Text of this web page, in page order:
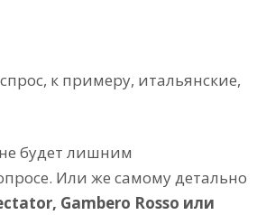
к примеру, итальянские,
будет лишним
Или же самому детально
Gambero Rosso или